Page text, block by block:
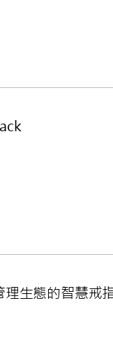
理生態的智慧戒